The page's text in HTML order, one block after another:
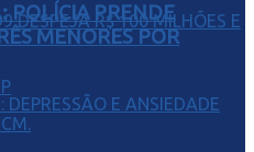
POLÍCIA PRENDE
MENORES POR